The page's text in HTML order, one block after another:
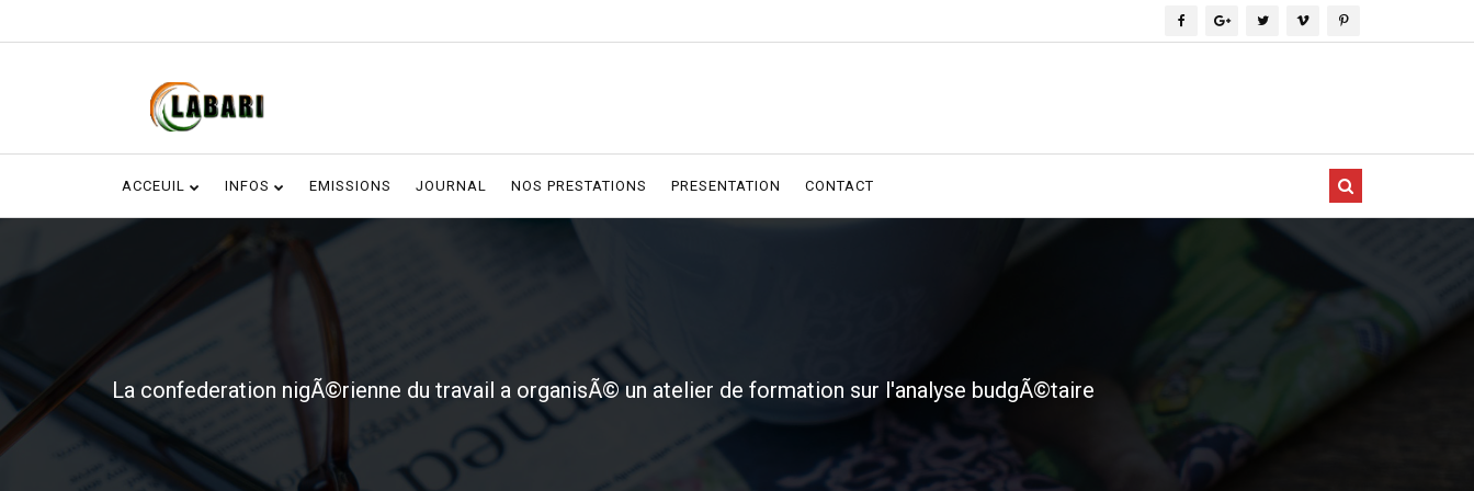
ACCEUIL INFOS EMISSIONS JOURNAL NOS PRESTATIONS PRESENTATION CONTACT
La confederation nigÃ©rienne du travail a organisÃ© un atelier de formation sur l'analyse budgÃ©taire